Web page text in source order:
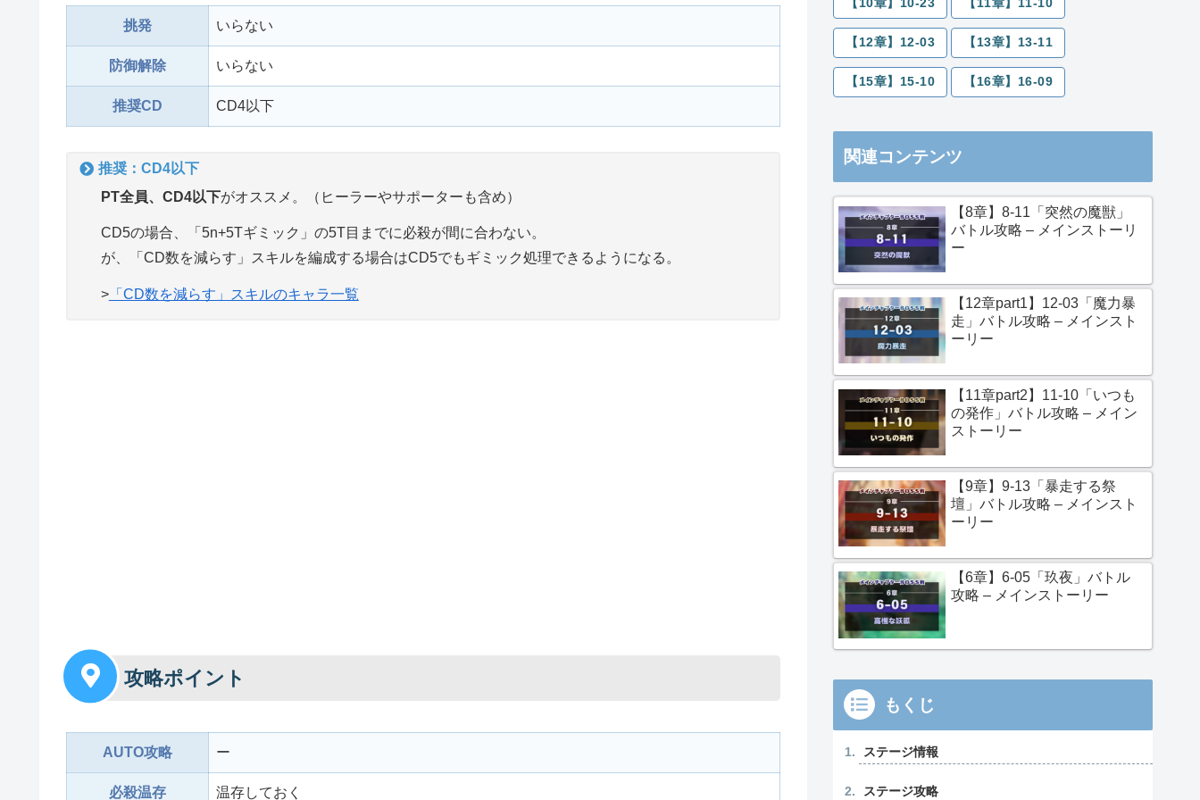
挑発 いらない
防御解除 いらない
推奨CD CD4以下
推奨：CD4以下
PT全員、CD4以下がオススメ。（ヒーラーやサポーターも含め）
CD5の場合、「5n+5Tギミック」の5T目までに必殺が間に合わない。
が、「CD数を減らす」スキルを編成する場合はCD5でもギミック処理できるようになる。
>「CD数を減らす」スキルのキャラ一覧
攻略ポイント
AUTO攻略 ー
必殺温存 温存しておく
【12章】12-03 【13章】13-11
【15章】15-10 【16章】16-09
関連コンテンツ
【8章】8-11「突然の魔獣」
バトル攻略 – メインストーリ
ー
【12章part1】12-03「魔力暴
走」バトル攻略 – メインスト
ーリー
【11章part2】11-10「いつも
の発作」バトル攻略 – メイン
ストーリー
【9章】9-13「暴走する祭
壇」バトル攻略 – メインスト
ーリー
【6章】6-05「玖夜」バトル
攻略 – メインストーリー
もくじ
ステージ情報
ステージ攻略